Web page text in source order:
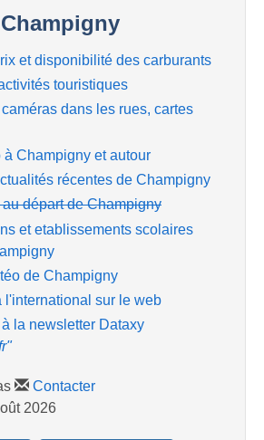
et disponibilité des carburants
touristiques
dans les rues, cartes
à Champigny et autour
récentes de Champigny
départ de Champigny
et etablissements scolaires
de Champigny
l'international sur le web
la newsletter Dataxy
Contacter
2026